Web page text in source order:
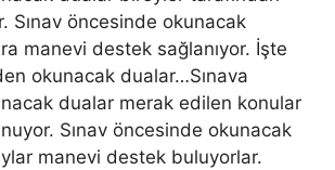
Sınav öncesinde okunacak
manevi destek sağlanıyor. İşte
okunacak dualar…Sınava
dualar merak edilen konular
Sınav öncesinde okunacak
manevi destek buluyorlar.